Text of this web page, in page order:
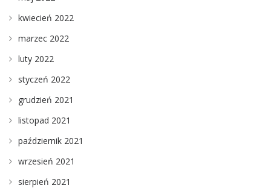
kwiecień 2022
marzec 2022
luty 2022
styczeń 2022
grudzień 2021
listopad 2021
październik 2021
wrzesień 2021
sierpień 2021